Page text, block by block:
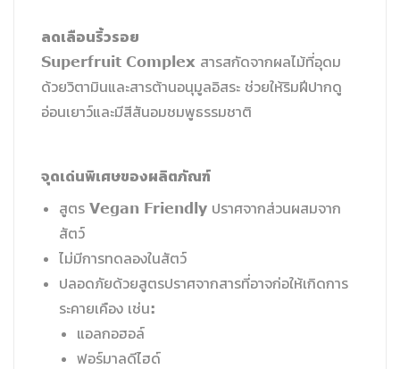
ลดเลือนริ้วรอย
Superfruit Complex สารสกัดจากผลไม้ที่อุดม
ด้วยวิตามินและสารต้านอนุมูลอิสระ ช่วยให้ริมฝีปากดู
อ่อนเยาว์และมีสีสันอมชมพูธรรมชาติ
จุดเด่นพิเศษของผลิตภัณฑ์
สูตร Vegan Friendly ปราศจากส่วนผสมจาก
สัตว์
ไม่มีการทดลองในสัตว์
ปลอดภัยด้วยสูตรปราศจากสารที่อาจก่อให้เกิดการ
ระคายเคือง เช่น:
แอลกอฮอล์
ฟอร์มาลดีไฮด์